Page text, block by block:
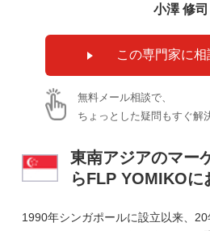
小澤 修司
無料メール相談で、
ちょっとした疑問もすぐ解
東南アジアのマー
らFLP YOMIKOに
1990年シンガポールに設立以来、